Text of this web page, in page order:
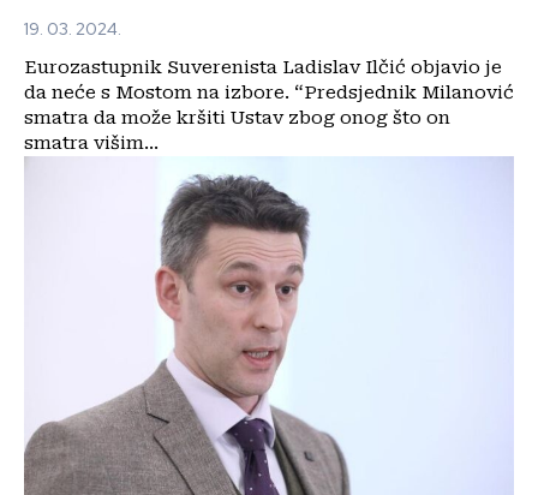
19. 03. 2024.
Eurozastupnik Suverenista Ladislav Ilčić objavio je
da neće s Mostom na izbore. “Predsjednik Milanović
smatra da može kršiti Ustav zbog onog što on
smatra višim...